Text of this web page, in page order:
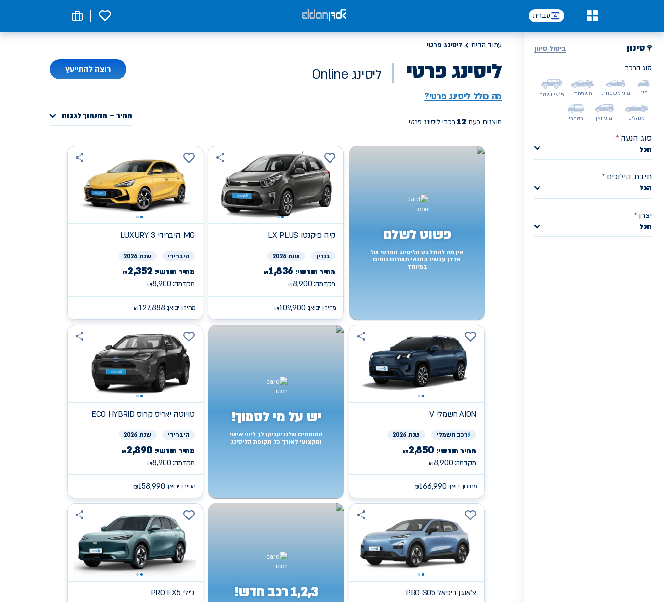
עברית 0
סינון ביטול סינון
סוג הרכב
מיני מיני משפחתי משפחתי פנאי ושטח
מנהלים מיני ואן מסחרי
סוג הנעה *
הכל
תיבת הילוכים *
הכל
יצרן *
הכל
עמוד הבית ליסינג פרטי
ליסינג פרטי ליסינג Online רוצה להתייעץ
מה כולל ליסינג פרטי?
מוצגים כעת רכבי ליסינג פרטי
מחיר – מהנמוך לגבוה
פשוט לשלם
אין מה להתלבט הליסינג הפרטי של
אלדן עכשיו בתנאי תשלום נוחים
במיוחד
קיהLX PLUS פיקנטו
בנזין שנת 2026
מחיר חודשי: ₪1,836
מקדמה: ₪8,900
מחירון יבואן: ₪109,900
MG היברידי LUXURY 3
היברידי שנת 2026
מחיר חודשי: ₪2,352
מקדמה: ₪8,900
מחירון יבואן: ₪127,888
AION חשמלי V
רכב חשמלי שנת 2026
מחיר חודשי: ₪2,850
מקדמה: ₪8,900
מחירון יבואן: ₪166,990
יש על מי לסמוך!
המומחים שלנו יעניקו לך ליווי אישי
ומקצועי לאורך כל תקופת הליסינג
טויוטהיאריס קרוס ECO HYBRID
היברידי שנת 2026
מחיר חודשי: ₪2,890
מקדמה: ₪8,900
מחירון יבואן: ₪158,990
צ'אנגן PRO S05 דיפאל 1,2,3 רכב חדש! ג'ילי PRO EX5